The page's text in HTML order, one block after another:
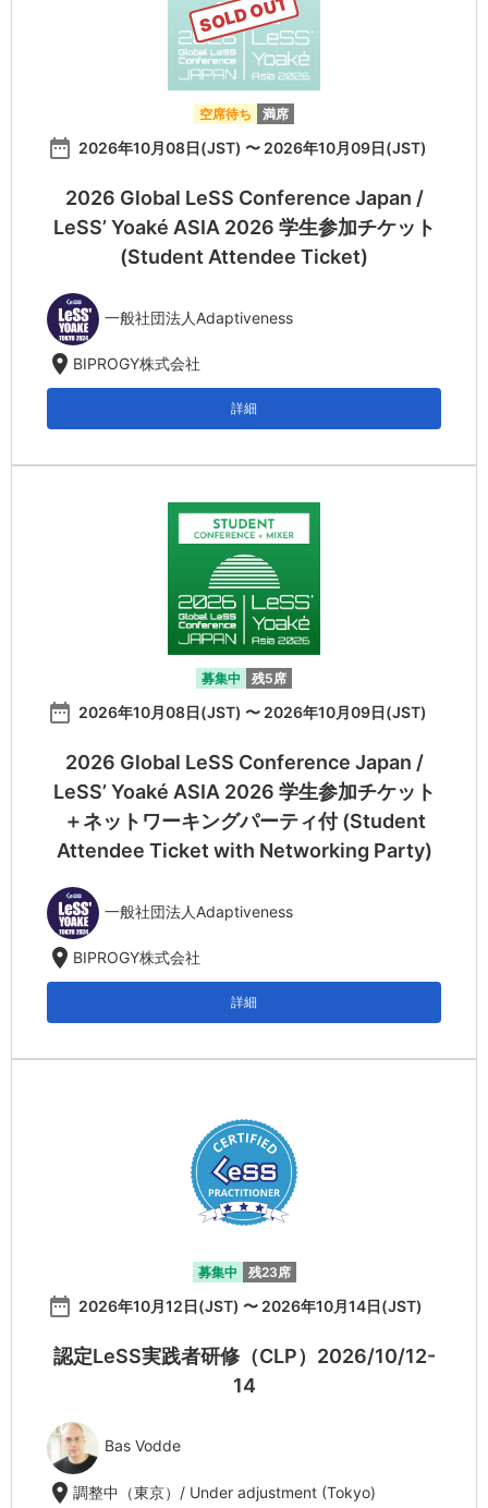
SOLD OUT
空席待ち 満席
date_range 2026年10月08日(JST) 〜 2026年10月09日(JST)
2026 Global LeSS Conference Japan /
LeSS’ Yoaké ASIA 2026 学生参加チケット
(Student Attendee Ticket)
一般社団法人Adaptiveness
location_on BIPROGY株式会社
詳細
募集中 残5席
date_range 2026年10月08日(JST) 〜 2026年10月09日(JST)
2026 Global LeSS Conference Japan /
LeSS’ Yoaké ASIA 2026 学生参加チケット
＋ネットワーキングパーティ付 (Student
Attendee Ticket with Networking Party)
一般社団法人Adaptiveness
location_on BIPROGY株式会社
詳細
募集中 残23席
date_range 2026年10月12日(JST) 〜 2026年10月14日(JST)
認定LeSS実践者研修（CLP）2026/10/12-
14
Bas Vodde
location_on調整中（東京）/ Under adjustment (Tokyo)